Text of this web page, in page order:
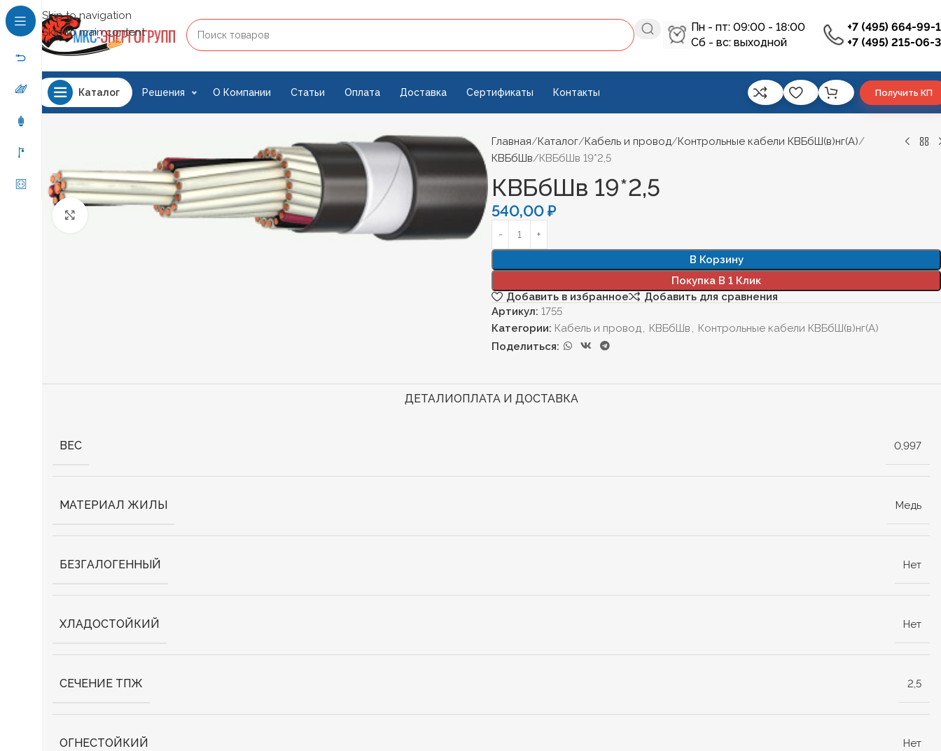
Skip to navigation
Skip to main content
Пн - пт: 09:00 - 18:00
Сб - вс: выходной
+7 (495) 664-99-
+7 (495) 215-06-
Каталог Решения О Компании Статьи Оплата Доставка Сертификаты Контакты Получить КП
Нажмите, чтобы увеличить
Главная Каталог Кабель и провод Контрольные кабели КВБбШ(в)нг(А)
КВБбШв
КВБбШв 19*2,5
КВБбШв 19*2,5
540,00₽
В Корзину
Покупка В 1 Клик
Добавить в избранное
Добавить для сравнения
Артикул: 1755
Категории: Кабель и провод, КВБбШв , Контрольные кабели КВБбШ(в)нг(А)
Поделиться:
ДЕТАЛИОПЛАТА И ДОСТАВКА
ВЕС 0,997
МАТЕРИАЛ ЖИЛЫ Медь
БЕЗГАЛОГЕННЫЙ Нет
ХЛАДОСТОЙКИЙ Нет
СЕЧЕНИЕ ТПЖ 2,5
ОГНЕСТОЙКИЙ Нет